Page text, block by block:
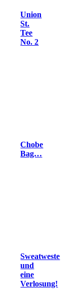
Union
St.
Tee
No. 2
Chobe
Bag…
Sweatweste
und
eine
Verlosung!